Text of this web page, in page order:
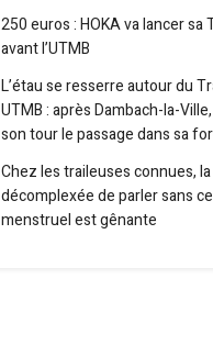
250 euros : HOKA va lancer sa
avant l’UTMB
L’étau se resserre autour du
UTMB : après Dambach-la-
son tour le passage dans sa
Chez les traileuses connues,
décomplexée de parler sans
menstruel est gênante